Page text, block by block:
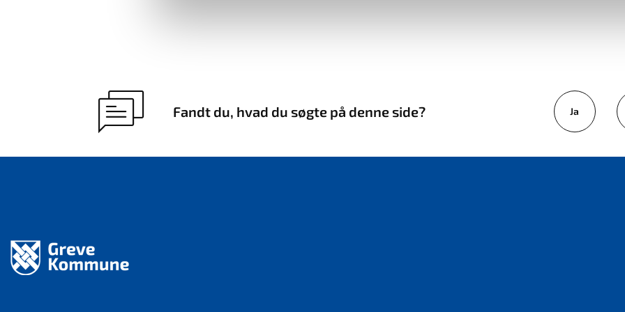
Fandt du, hvad du søgte på denne side? Ja